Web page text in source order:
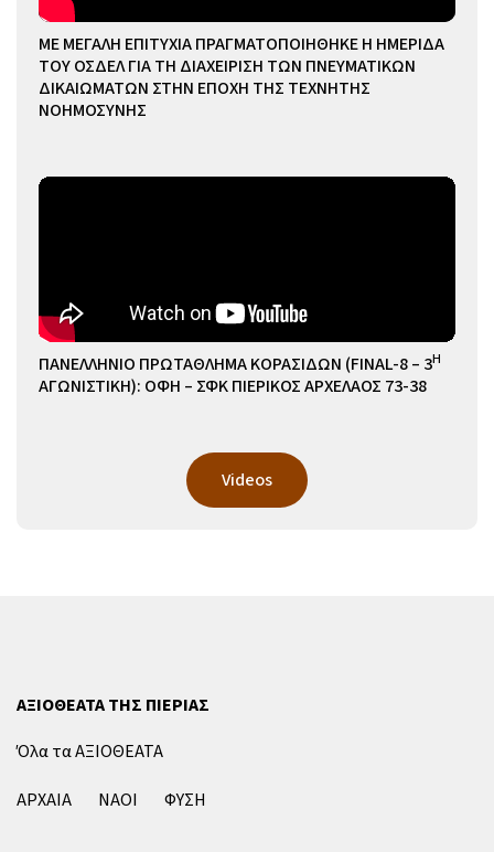
ΜΕ ΜΕΓΑΛΗ ΕΠΙΤΥΧΙΑ ΠΡΑΓΜΑΤΟΠΟΙΗΘΗΚΕ Η ΗΜΕΡΙΔΑ
ΤΟΥ ΟΣΔΕΛ ΓΙΑ ΤΗ ΔΙΑΧΕΙΡΙΣΗ ΤΩΝ ΠΝΕΥΜΑΤΙΚΩΝ
ΔΙΚΑΙΩΜΑΤΩΝ ΣΤΗΝ ΕΠΟΧΗ ΤΗΣ ΤΕΧΝΗΤΗΣ
ΝΟΗΜΟΣΥΝΗΣ
ΠΑΝΕΛΛΗΝΙΟ ΠΡΩΤΑΘΛΗΜΑ ΚΟΡΑΣΙΔΩΝ (FINAL-8 – 3Η
ΑΓΩΝΙΣΤΙΚΗ): ΟΦΗ – ΣΦΚ ΠΙΕΡΙΚΟΣ ΑΡΧΕΛΑΟΣ 73-38
Videos
ΑΞΙΟΘΕΑΤΑ ΤΗΣ ΠΙΕΡΙΑΣ
Όλα τα ΑΞΙΟΘΕΑΤΑ
ΑΡΧΑΙΑ
ΝΑΟΙ ΦΥΣΗ